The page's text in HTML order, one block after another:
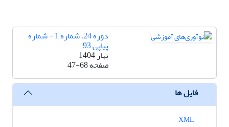
دوره 24، شماره 1 - شماره
پیاپی 93
بهار 1404
صفحه47-68
فایل ها